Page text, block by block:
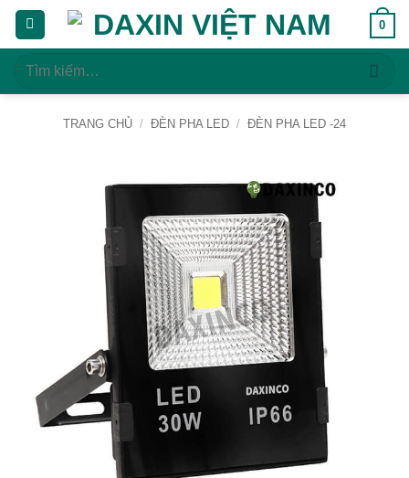
Bỏ
qua
dung
0
Tìm
TRANG CHỦ / ĐÈN PHA LED / ĐÈN PHA LED -24